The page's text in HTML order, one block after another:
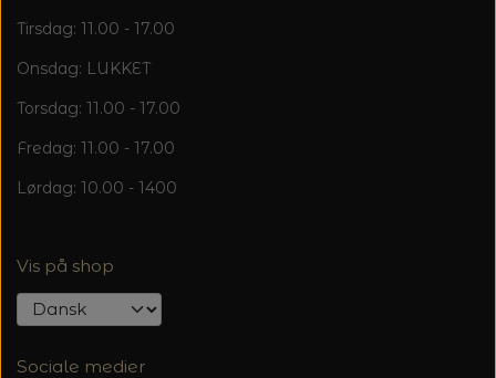
Tirsdag: 11.00 - 17.00
Onsdag: LUKKET
Torsdag: 11.00 - 17.00
Fredag: 11.00 - 17.00
Lørdag: 10.00 - 1400
Vis på shop
Sociale medier